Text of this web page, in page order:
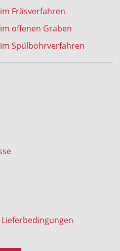
Fräsverfahren
offenen Graben
Spülbohrverfahren